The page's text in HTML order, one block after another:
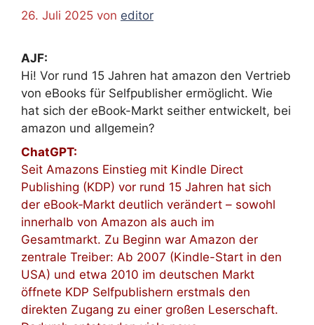
26. Juli 2025 von editor
AJF:
Hi! Vor rund 15 Jahren hat amazon den Vertrieb
von eBooks für Selfpublisher ermöglicht. Wie
hat sich der eBook-Markt seither entwickelt, bei
amazon und allgemein?
ChatGPT:
Seit Amazons Einstieg mit Kindle Direct
Publishing (KDP) vor rund 15 Jahren hat sich
der eBook‑Markt deutlich verändert – sowohl
innerhalb von Amazon als auch im
Gesamtmarkt. Zu Beginn war Amazon der
zentrale Treiber: Ab 2007 (Kindle-Start in den
USA) und etwa 2010 im deutschen Markt
öffnete KDP Selfpublishern erstmals den
direkten Zugang zu einer großen Leserschaft.